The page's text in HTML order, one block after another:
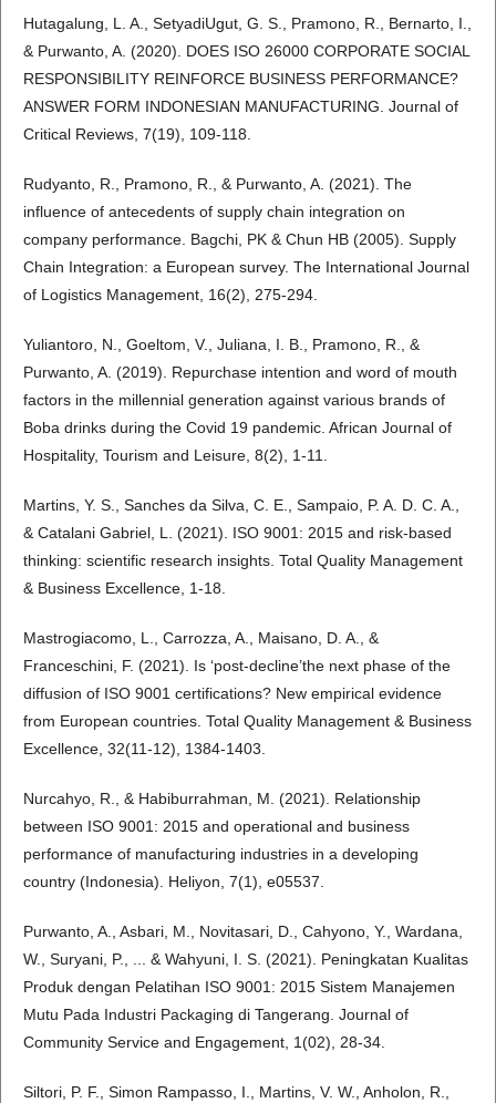
Hutagalung, L. A., SetyadiUgut, G. S., Pramono, R., Bernarto, I.,
& Purwanto, A. (2020). DOES ISO 26000 CORPORATE SOCIAL
RESPONSIBILITY REINFORCE BUSINESS PERFORMANCE?
ANSWER FORM INDONESIAN MANUFACTURING. Journal of
Critical Reviews, 7(19), 109-118.
Rudyanto, R., Pramono, R., & Purwanto, A. (2021). The
influence of antecedents of supply chain integration on
company performance. Bagchi, PK & Chun HB (2005). Supply
Chain Integration: a European survey. The International Journal
of Logistics Management, 16(2), 275-294.
Yuliantoro, N., Goeltom, V., Juliana, I. B., Pramono, R., &
Purwanto, A. (2019). Repurchase intention and word of mouth
factors in the millennial generation against various brands of
Boba drinks during the Covid 19 pandemic. African Journal of
Hospitality, Tourism and Leisure, 8(2), 1-11.
Martins, Y. S., Sanches da Silva, C. E., Sampaio, P. A. D. C. A.,
& Catalani Gabriel, L. (2021). ISO 9001: 2015 and risk-based
thinking: scientific research insights. Total Quality Management
& Business Excellence, 1-18.
Mastrogiacomo, L., Carrozza, A., Maisano, D. A., &
Franceschini, F. (2021). Is ‘post-decline’the next phase of the
diffusion of ISO 9001 certifications? New empirical evidence
from European countries. Total Quality Management & Business
Excellence, 32(11-12), 1384-1403.
Nurcahyo, R., & Habiburrahman, M. (2021). Relationship
between ISO 9001: 2015 and operational and business
performance of manufacturing industries in a developing
country (Indonesia). Heliyon, 7(1), e05537.
Purwanto, A., Asbari, M., Novitasari, D., Cahyono, Y., Wardana,
W., Suryani, P., ... & Wahyuni, I. S. (2021). Peningkatan Kualitas
Produk dengan Pelatihan ISO 9001: 2015 Sistem Manajemen
Mutu Pada Industri Packaging di Tangerang. Journal of
Community Service and Engagement, 1(02), 28-34.
Siltori, P. F., Simon Rampasso, I., Martins, V. W., Anholon, R.,